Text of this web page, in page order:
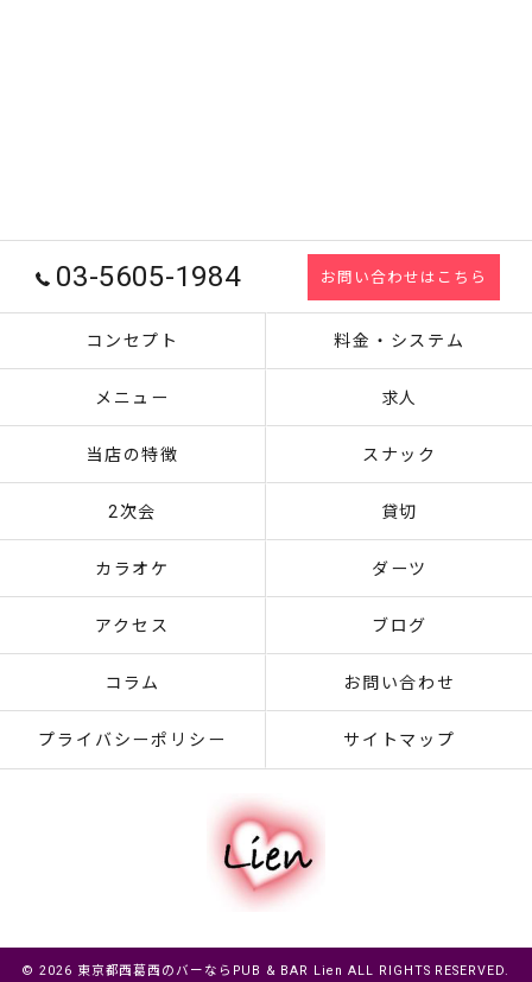
03-5605-1984 お問い合わせはこちら
コンセプト 料金・システム
メニュー 求人
当店の特徴 スナック
2次会 貸切
カラオケ ダーツ
アクセス ブログ
コラム お問い合わせ
プライバシーポリシー サイトマップ
© 2026 東京都西葛西のバーならPUB & BAR Lien ALL RIGHTS RESERVED.